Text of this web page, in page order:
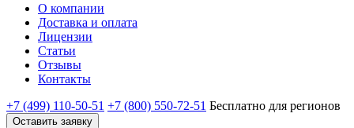
О компании
Доставка и оплата
Лицензии
Статьи
Отзывы
Контакты
+7 (499) 110-50-51 +7 (800) 550-72-51 Бесплатно для регионов
Оставить заявку